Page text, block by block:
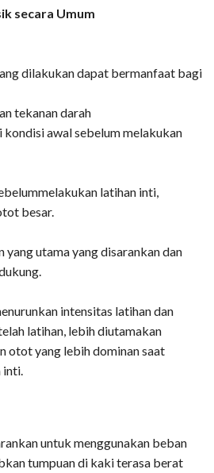
secara Umum
dilakukan dapat bermanfaat bagi
tekanan darah
kondisi awal sebelum melakukan
latihan inti,
besar.
yang utama yang disarankan dan
intensitas latihan dan
latihan, lebih diutamakan
otot yang lebih dominan saat
untuk menggunakan beban
tumpuan di kaki terasa berat